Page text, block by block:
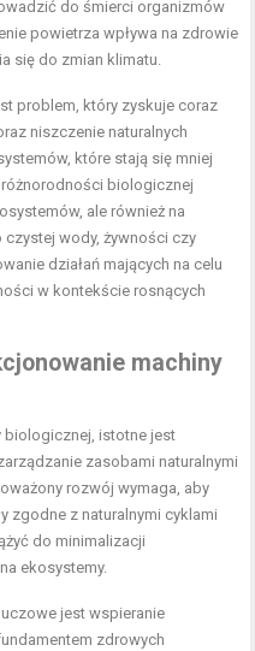
do śmierci organizmów
powietrza wpływa na zdrowie
się do zmian klimatu.
problem, który zyskuje coraz
niszczenie naturalnych
które stają się mniej
różnorodności biologicznej
ale również na
wody, żywności czy
działań mających na celu
w kontekście rosnących
machiny
biologicznej, istotne jest
zasobami naturalnymi
rozwój wymaga, aby
zgodne z naturalnymi cyklami
do minimalizacji
ekosystemy.
jest wspieranie
zdrowych